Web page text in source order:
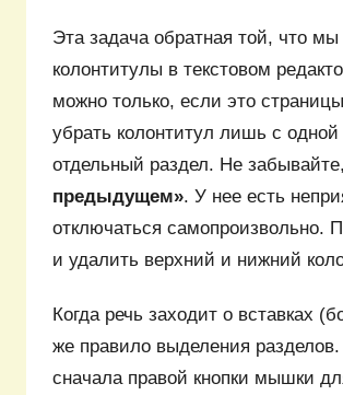
Эта задача обратная той, что
колонтитулы в текстовом
можно только, если это
убрать колонтитул лишь с
отдельный раздел. Не
предыдущем». У нее есть
отключаться самопроизвольно.
и удалить верхний и нижний
Когда речь заходит о вставках
же правило выделения
сначала правой кнопки мышки